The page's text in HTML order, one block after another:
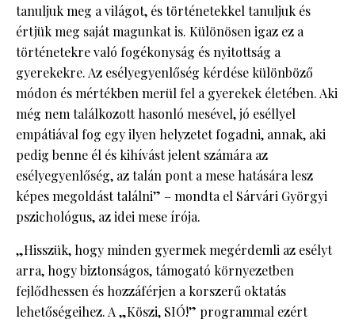
tanuljuk meg a világot, és történetekkel tanuljuk és
értjük meg saját magunkat is. Különösen igaz ez a
történetekre való fogékonyság és nyitottság a
gyerekekre. Az esélyegyenlőség kérdése különböző
módon és mértékben merül fel a gyerekek életében. Aki
még nem találkozott hasonló mesével, jó eséllyel
empátiával fog egy ilyen helyzetet fogadni, annak, aki
pedig benne él és kihívást jelent számára az
esélyegyenlőség, az talán pont a mese hatására lesz
képes megoldást találni” – mondta el Sárvári Györgyi
pszichológus, az idei mese írója.
„Hisszük, hogy minden gyermek megérdemli az esélyt
arra, hogy biztonságos, támogató környezetben
fejlődhessen és hozzáférjen a korszerű oktatás
lehetőségeihez. A „Köszi, SIÓ!” programmal ezért